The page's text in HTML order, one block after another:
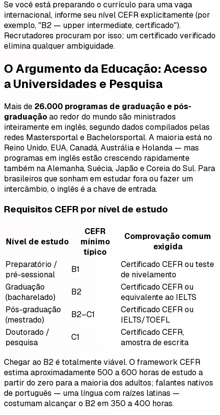
Se você está preparando o currículo para uma vaga
internacional, informe seu nível CEFR explicitamente (por
exemplo, "B2 — upper intermediate, certificado").
Recrutadores procuram por isso; um certificado verificado
elimina qualquer ambiguidade.
O Argumento da Educação: Acesso
a Universidades e Pesquisa
Mais de 26.000 programas de graduação e pós-
graduaçãoao redor do mundo são ministrados
inteiramente em inglês, segundo dados compilados pelas
redes Mastersportal e Bachelorsportal. A maioria está no
Reino Unido, EUA, Canadá, Austrália e Holanda — mas
programas em inglês estão crescendo rapidamente
também na Alemanha, Suécia, Japão e Coreia do Sul. Para
brasileiros que sonham em estudar fora ou fazer um
intercâmbio, o inglês é a chave de entrada.
Requisitos CEFR por nível de estudo
Nível de estudo
CEFR
mínimo
típico
Comprovação comum
exigida
Preparatório /
pré-sessional
B1
Certificado CEFR ou teste
de nivelamento
Graduação
(bacharelado)
B2
Certificado CEFR ou
equivalente ao IELTS
Pós-graduação
(mestrado)
B2–C1
Certificado CEFR ou
IELTS/TOEFL
Doutorado /
pesquisa
C1
Certificado CEFR,
amostra de escrita
Chegar ao B2 é totalmente viável. O framework CEFR
estima aproximadamente 500 a 600 horas de estudo a
partir do zero para a maioria dos adultos; falantes nativos
de português — uma língua com raízes latinas —
costumam alcançar o B2 em 350 a 400 horas.